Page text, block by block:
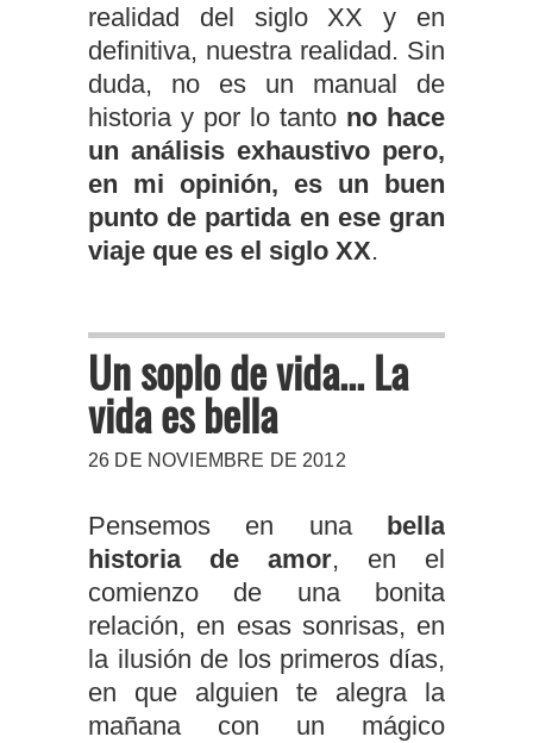
realidad del siglo XX y en
definitiva, nuestra realidad. Sin
duda, no es un manual de
historia y por lo tanto no hace
un análisis exhaustivo pero,
en mi opinión, es un buen
punto de partida en ese gran
viaje que es el siglo XX.
Un soplo de vida... La
vida es bella
26 DE NOVIEMBRE DE 2012
Pensemos en una
bella
historia de amor, en el
comienzo de una bonita
relación, en esas sonrisas, en
la ilusión de los primeros días,
en que alguien te alegra la
mañana con un mágico